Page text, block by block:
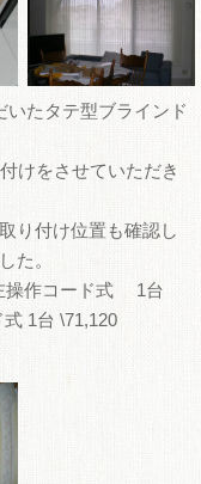
たタテ型ブラインド
けをさせていただき
り付け位置も確認し
た。
操作コード式 1台
1台 \71,120